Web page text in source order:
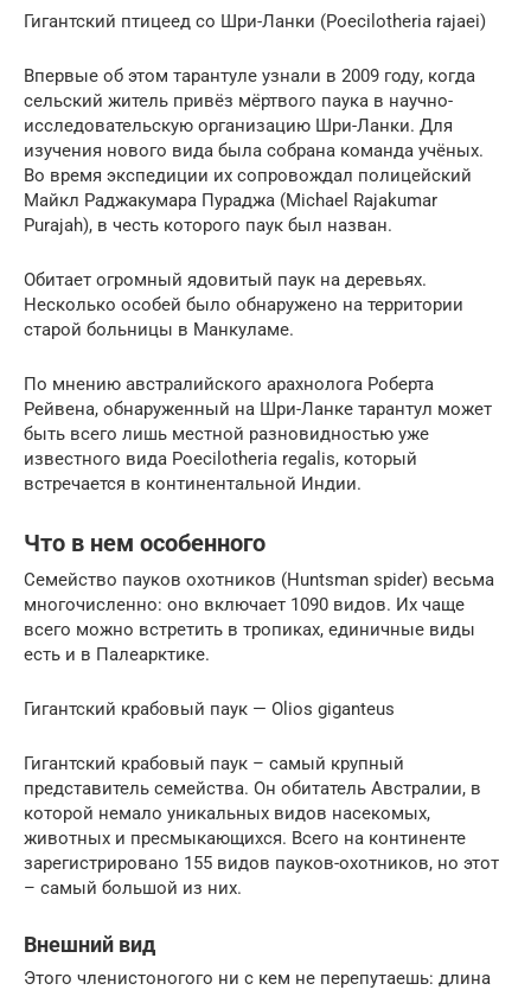
Гигантский птицеед со Шри-Ланки (Poecilotheria rajaei)
Впервые об этом тарантуле узнали в 2009 году, когда
сельский житель привёз мёртвого паука в научно-
исследовательскую организацию Шри-Ланки. Для
изучения нового вида была собрана команда учёных.
Во время экспедиции их сопровождал полицейский
Майкл Раджакумара Пураджа (Michael Rajakumar
Purajah), в честь которого паук был назван.
Обитает огромный ядовитый паук на деревьях.
Несколько особей было обнаружено на территории
старой больницы в Манкуламе.
По мнению австралийского арахнолога Роберта
Рейвена, обнаруженный на Шри-Ланке тарантул может
быть всего лишь местной разновидностью уже
известного вида Poecilotheria regalis, который
встречается в континентальной Индии.
Что в нем особенного
Семейство пауков охотников (Huntsman spider) весьма
многочисленно: оно включает 1090 видов. Их чаще
всего можно встретить в тропиках, единичные виды
есть и в Палеарктике.
Гигантский крабовый паук — Olios giganteus
Гигантский крабовый паук – самый крупный
представитель семейства. Он обитатель Австралии, в
которой немало уникальных видов насекомых,
животных и пресмыкающихся. Всего на континенте
зарегистрировано 155 видов пауков-охотников, но этот
– самый большой из них.
Внешний вид
Этого членистоногого ни с кем не перепутаешь: длина